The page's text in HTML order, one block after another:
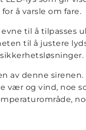
å varsle om fare.
til å tilpasses
til å justere
av denne
vær og vind, noe